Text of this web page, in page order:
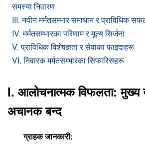
समस्या निवारण
III. नवीन मर्मतसम्भार समाधान र प्राविधिक
IV. मर्मतसम्भारका परिणाम र मूल्य सिर्जना
V. प्राविधिक विशेषज्ञता र सेवाका फाइदाहरू
VI. निवारक मर्मतसम्भारका सिफारिसहरू
I. आलोचनात्मक विफलता:
अचानक बन्द
ग्राहक जानकारी: